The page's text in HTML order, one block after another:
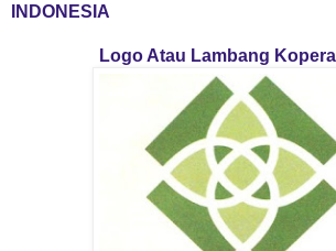
INDONESIA
Logo Atau Lambang